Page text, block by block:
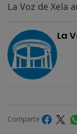
La Voz de Xela
La
Comparte